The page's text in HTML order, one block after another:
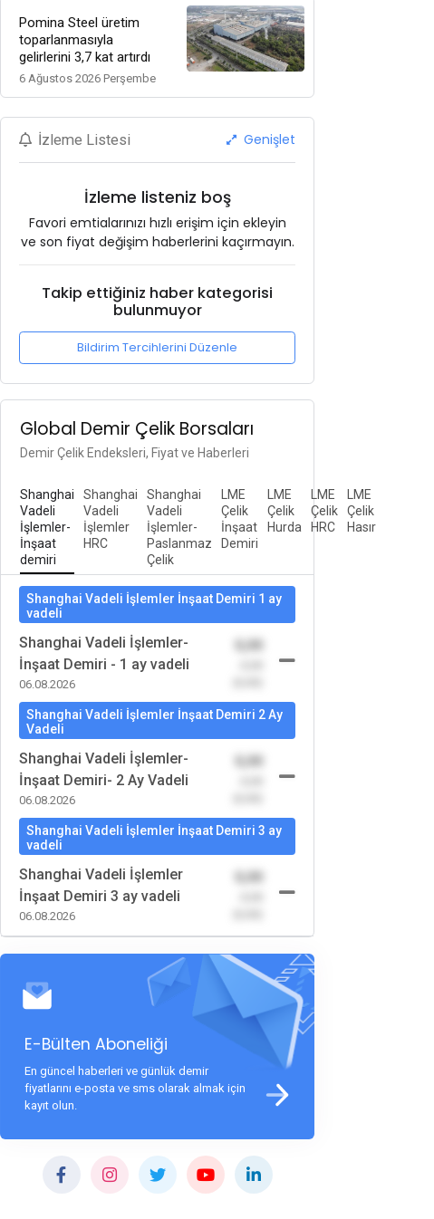
Pomina Steel üretim
toparlanmasıyla
gelirlerini 3,7 kat artırdı
6 Ağustos 2026 Perşembe
İzleme Listesi Genişlet
İzleme listeniz boş
Favori emtialarınızı hızlı erişim için ekleyin
ve son fiyat değişim haberlerini kaçırmayın.
Takip ettiğiniz haber kategorisi
bulunmuyor
Bildirim Tercihlerini Düzenle
Global Demir Çelik Borsaları
Demir Çelik Endeksleri, Fiyat ve Haberleri
Shanghai
Vadeli
İşlemler-
İnşaat
demiri
Shanghai
Vadeli
İşlemler
HRC
Shanghai
Vadeli
İşlemler-
Paslanmaz
Çelik
LME
Çelik
İnşaat
Demiri
LME
Çelik
Hurda
LME
Çelik
HRC
LME
Çelik
Hasır
Shanghai Vadeli İşlemler İnşaat Demiri 1 ay
vadeli
Shanghai Vadeli İşlemler-
İnşaat Demiri - 1 ay vadeli
06.08.2026
0,00
Shanghai Vadeli İşlemler İnşaat Demiri 2 Ay
Vadeli
Shanghai Vadeli İşlemler-
İnşaat Demiri- 2 Ay Vadeli
06.08.2026
0,00
Shanghai Vadeli İşlemler İnşaat Demiri 3 ay
vadeli
Shanghai Vadeli İşlemler
İnşaat Demiri 3 ay vadeli
06.08.2026
0,00
E-Bülten Aboneliği
En güncel haberleri ve günlük demir
fiyatlarını e-posta ve sms olarak almak için
kayıt olun.